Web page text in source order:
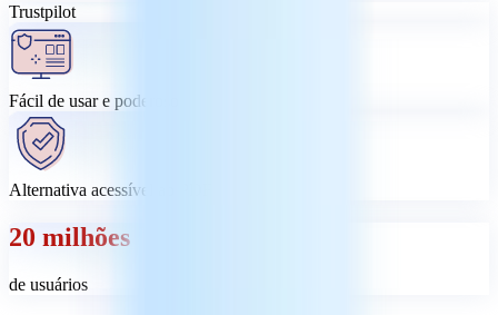
Trustpilot
Fácil de usar e poderoso
Alternativa acessível ao PDF
20 milhões
de usuários